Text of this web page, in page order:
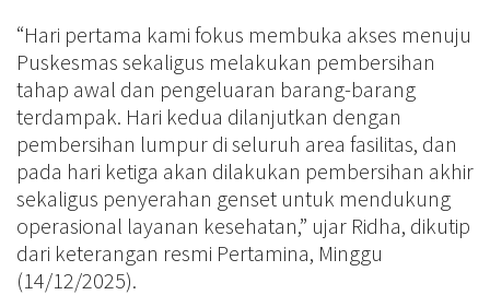
“Hari pertama kami fokus membuka akses menuju
Puskesmas sekaligus melakukan pembersihan
tahap awal dan pengeluaran barang-barang
terdampak. Hari kedua dilanjutkan dengan
pembersihan lumpur di seluruh area fasilitas, dan
pada hari ketiga akan dilakukan pembersihan akhir
sekaligus penyerahan genset untuk mendukung
operasional layanan kesehatan,” ujar Ridha, dikutip
dari keterangan resmi Pertamina, Minggu
(14/12/2025).